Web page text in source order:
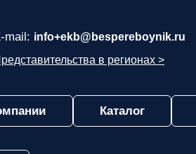
mail: info+ekb@bespereboynik.ru
в регионах >
Каталог